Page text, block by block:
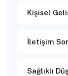
Kişisel
İletişim
Sağlıklı